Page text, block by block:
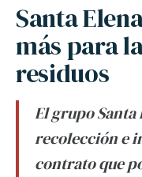
Santa
más para
residuos
El grupo
recolección e
contrato que